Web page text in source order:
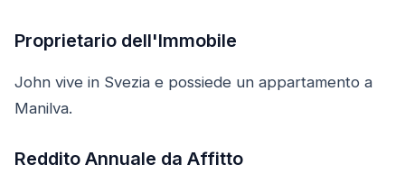
Proprietario dell'Immobile
John vive in Svezia e possiede un appartamento a
Manilva.
Reddito Annuale da Affitto